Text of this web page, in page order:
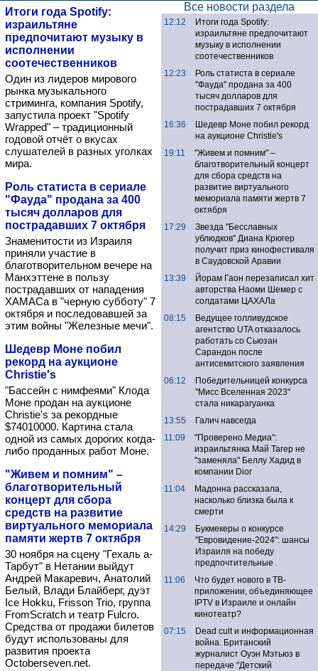
Итоги года Spotify:
израильтяне
предпочитают музыку в
исполнении
соотечественников
Один из лидеров мирового
рынка музыкального
стриминга, компания Spotify,
запустила проект "Spotify
Wrapped" – традиционный
годовой отчёт о вкусах
слушателей в разных уголках
мира.
Роль статиста в сериале
"Фауда" продана за 400
тысяч долларов для
пострадавших 7 октября
Знаменитости из Израиля
приняли участие в
благотворительном вечере на
Манхэттене в пользу
пострадавших от нападения
ХАМАСа в "черную субботу" 7
октября и последовавшей за
этим войны "Железные мечи".
Шедевр Моне побил
рекорд на аукционе
Christie's
"Бассейн с нимфеями" Клода
Моне продан на аукционе
Christie's за рекордные
$74010000. Картина стала
одной из самых дорогих когда-
либо проданных работ Моне.
"Живем и помним" –
благотворительный
концерт для сбора
средств на развитие
виртуального мемориала
памяти жертв 7 октября
30 ноября на сцену "Гехаль а-
Тарбут" в Нетании выйдут
Андрей Макаревич, Анатолий
Белый, Влади Блайберг, дуэт
Ice Hokku, Frisson Trio, группа
FromScratch и театр Fulcro.
Средства от продажи билетов
будут использованы для
развития проекта
Octoberseven.net.
Все новости раздела
12:12
Итоги года Spotify:
израильтяне предпочитают
музыку в исполнении
соотечественников
12:23
Роль статиста в сериале
"Фауда" продана за 400
тысяч долларов для
пострадавших 7 октября
16:36
Шедевр Моне побил рекорд
на аукционе Christie's
19:11
"Живем и помним" –
благотворительный концерт
для сбора средств на
развитие виртуального
мемориала памяти жертв 7
октября
17:29
Звезда "Бесславных
ублюдков" Диана Крюгер
получит приз кинофестиваля
в Саудовской Аравии
13:39
Йорам Гаон перезаписал хит
авторства Наоми Шемер с
солдатами ЦАХАЛа
08:15
Ведущее голливудское
агентство UTA отказалось
работать со Сьюзан
Сарандон после
антисемитского заявления
06:12
Победительницей конкурса
"Мисс Вселенная 2023"
стала никарагуанка
13:55
Галич навсегда
11:09
"Проверено.Медиа":
израильтянка Май Тагер не
"заменяла" Беллу Хадид в
компании Dior
11:04
Мадонна рассказала,
насколько близка была к
смерти
14:29
Букмекеры о конкурсе
"Евровидение-2024": шансы
Израиля на победу
предпочтительные
11:06
Что будет нового в ТВ-
приложении, объединяющее
IPTV в Израиле и онлайн
кинотеатр?
07:15
Dead cult и информационная
война. Британский
журналист Оуэн Мэтьюз в
передаче "Детский